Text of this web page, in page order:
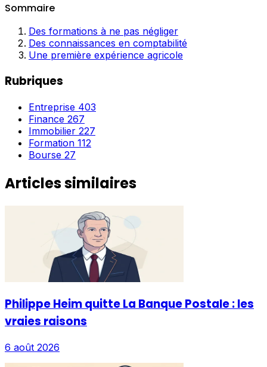
Sommaire
Des formations à ne pas négliger
Des connaissances en comptabilité
Une première expérience agricole
Rubriques
Entreprise 403
Finance 267
Immobilier 227
Formation 112
Bourse 27
Articles similaires
Philippe Heim quitte La Banque Postale : les
vraies raisons
6 août 2026